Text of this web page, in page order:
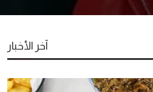
آخر الأخبار